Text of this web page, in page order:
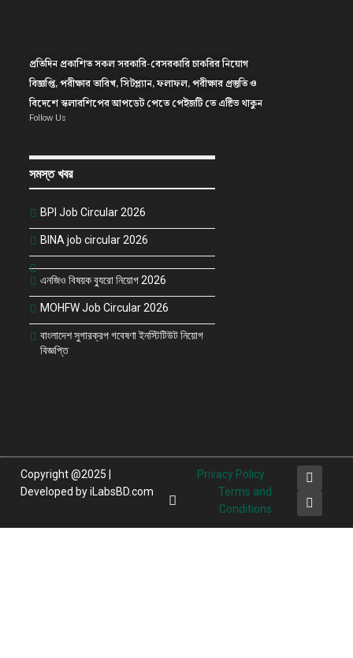
প্রতিদিন প্রকাশিত সকল সরকারি-বেসরকারি চাকরির নিয়োগ
বিজ্ঞপ্তি, পরীক্ষার তারিখ, সিটপ্ল্যান, ফলাফল, পরীক্ষার প্রস্তুতি ও
বিদেশে স্কলারশিপের আপডেট পেতে পেইজটি তে এক্টিভ থাকুন
Follow Us
সমস্ত খবর
BPI Job Circular 2026
BINA job circular 2026
এনজিও বিষয়ক ব্যুরো নিয়োগ 2026
MOHFW Job Circular 2026
বাংলাদেশ সুগারক্রপ গবেষণা ইনস্টিটিউট নিয়োগ
বিজ্ঞপ্তি
Copyright @2025 |
Developed by iLabsBD.com
Privacy Policy
Terms and
Conditions